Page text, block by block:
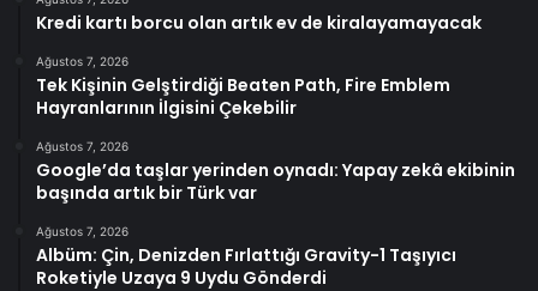
Kredi kartı borcu olan artık ev de kiralayamayacak
Ağustos 7, 2026
Tek Kişinin Gelştirdiği Beaten Path, Fire Emblem
Hayranlarının İlgisini Çekebilir
Ağustos 7, 2026
Google’da taşlar yerinden oynadı: Yapay zekâ ekibinin
başında artık bir Türk var
Ağustos 7, 2026
Albüm: Çin, Denizden Fırlattığı Gravity-1 Taşıyıcı
Roketiyle Uzaya 9 Uydu Gönderdi